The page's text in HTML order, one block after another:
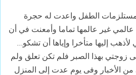
الطفل واعدت له حجرة
غير عالمها تماما وأمعنت في أن
إليها متأخرا وإياها أن تشكو…
زوجتي بهذا الصبر فلم تكن تعلق ولم
الأخبار وفى يوم عدت إلى المنزل